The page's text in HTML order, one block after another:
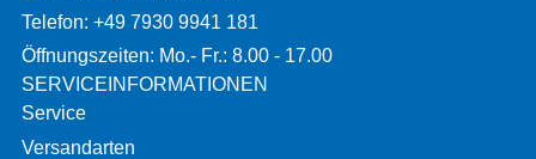
Telefon: +49 7930 9941 181
Öffnungszeiten: Mo.- Fr.: 8.00 - 17.00
SERVICEINFORMATIONEN
Service
Versandarten